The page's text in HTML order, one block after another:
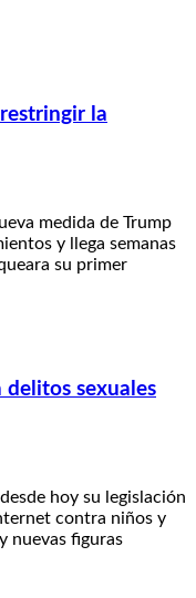
la
medida de Trump
y llega semanas
su primer
delitos sexuales
hoy su legislación
contra niños y
nuevas figuras